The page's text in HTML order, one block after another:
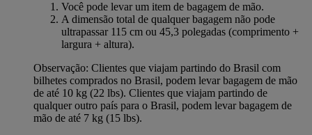
Você pode levar um item de bagagem de mão.
A dimensão total de qualquer bagagem não pode
ultrapassar 115 cm ou 45,3 polegadas (comprimento +
largura + altura).
Observação: Clientes que viajam partindo do Brasil com
bilhetes comprados no Brasil, podem levar bagagem de mão
de até 10 kg (22 lbs). Clientes que viajam partindo de
qualquer outro país para o Brasil, podem levar bagagem de
mão de até 7 kg (15 lbs).